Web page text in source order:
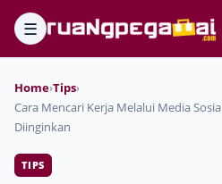
☰
Home›Tips›
Cara Mencari Kerja Melalui Media
Diinginkan
TIPS